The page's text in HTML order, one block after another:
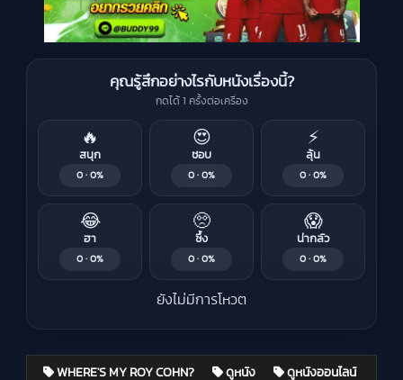
คุณรู้สึกอย่างไรกับหนังเรื่องนี้?
กดได้ 1 ครั้งต่อเครื่อง
🔥
สนุก
0 · 0%
😍
ชอบ
0 · 0%
⚡
ลุ้น
0 · 0%
😂
ฮา
0 · 0%
🥺
ซึ้ง
0 · 0%
😱
น่ากลัว
0 · 0%
ยังไม่มีการโหวต
WHERE'S MY ROY COHN? ดูหนัง ดูหนังออนไลน์